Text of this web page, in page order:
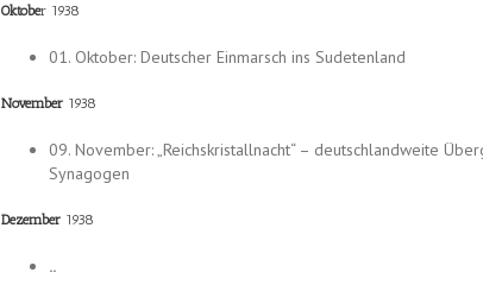
Oktober 1938
01. Oktober: Deutscher Einmarsch ins Sudetenland
November 1938
09. November: „Reichskristallnacht“ – deutschlandweite
Synagogen
Dezember 1938
..